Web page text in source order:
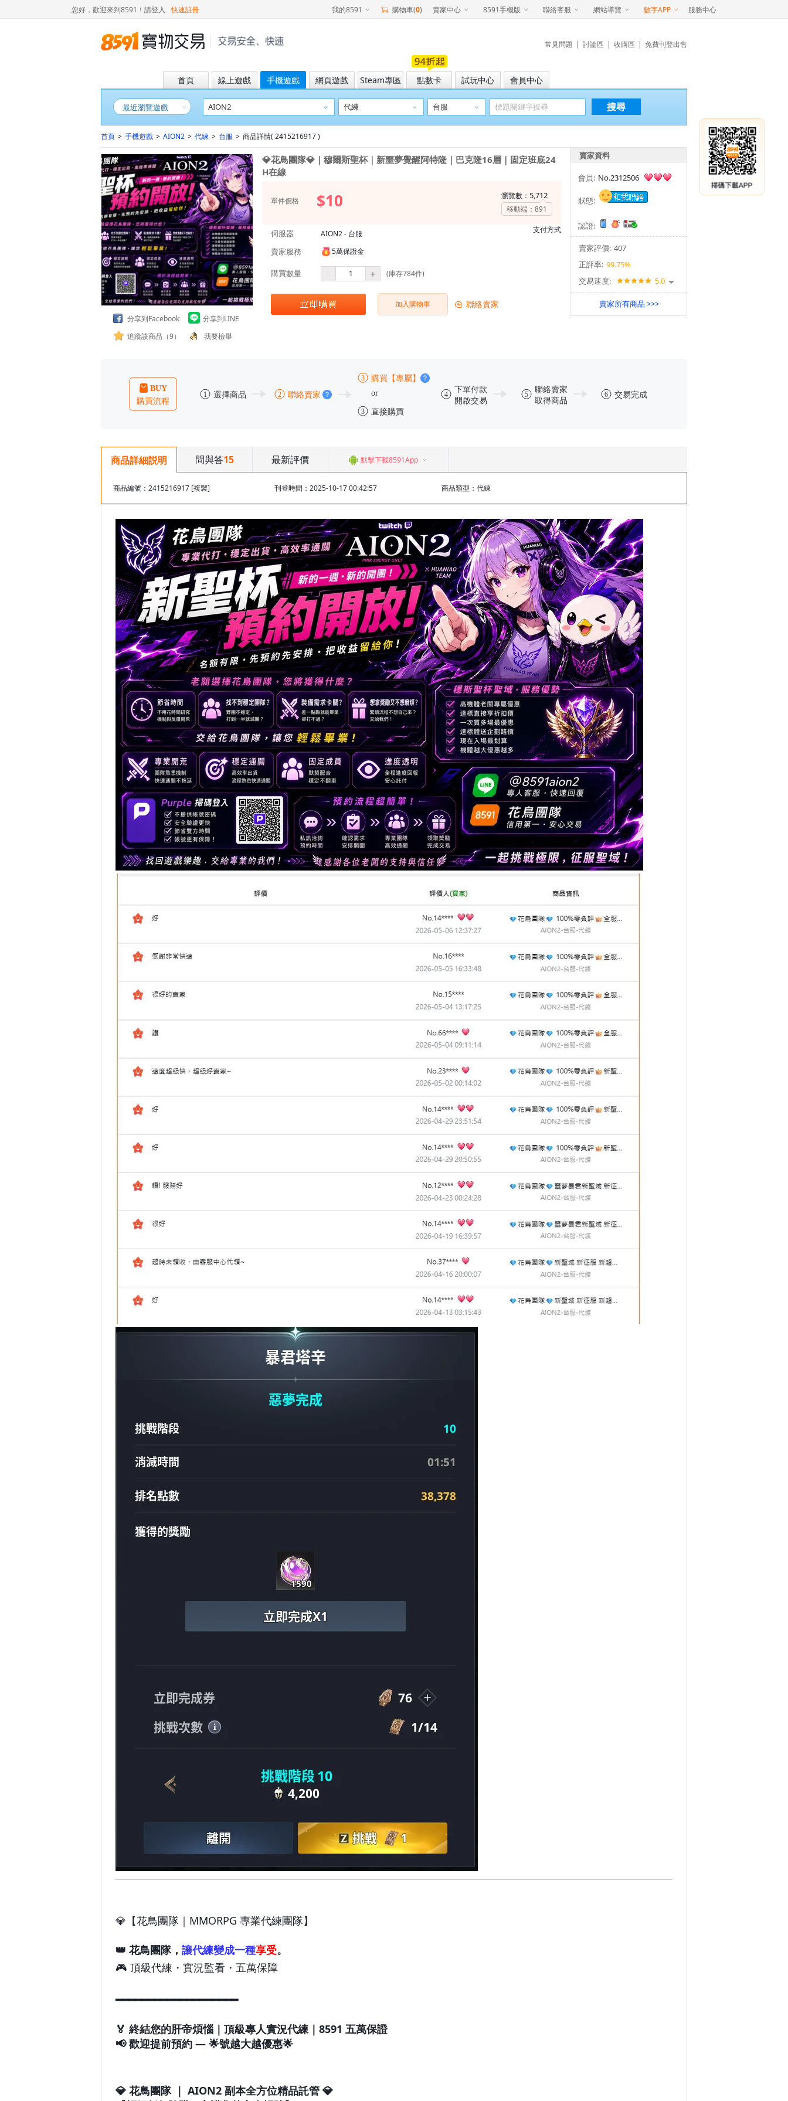
您好，歡迎來到8591！ 請登入 快速註冊 我的8591 購物車(0) 賣家中心 8591手機版 聯絡客服 網站導覽 數字APP 服務中心
常見問題 | 討論區 | 收購區 | 免費刊登出售
首頁 線上遊戲 手機遊戲 網頁遊戲 Steam專區 點數卡 試玩中心 會員中心
最近瀏覽遊戲 搜尋
首頁 > 手機遊戲 > AION2 > 代練 > 台服 > 商品詳情( 2415216917 )
分享到Facebook
分享到LINE
追蹤該商品（9）
我要檢舉
💎花鳥團隊💎｜穆爾斯聖杯｜新噩夢覺醒阿特隆｜巴克隆16層｜固定班底24
H在線
單件價格 $10 瀏覽數： 5,712
移動端： 891
伺服器 AION2 - 台服
賣家服務 5萬保證金
購買數量 (庫存784件)
加入購物車 聯絡賣家
支付方式
賣家資料
會員: No.2312506
狀態:
認證:
賣家評價: 407
正評率: 99.75%
交易速度:
5.0
賣家所有商品 >>>
商品詳細説明 問與答15 最新評價 點擊下載8591App
商品編號：2415216917 [複製] 刊登時間：2025-10-17 00:42:57 商品類型：代練
💎【花鳥團隊｜MMORPG 專業代練團隊】
👑 花鳥團隊， 讓代練變成一種享受。
🎮 頂級代練・實況監看・五萬保障
━━━━━━━━━━━━━━━━━━━
🏅 終結您的肝帝煩惱｜頂級專人實況代練｜8591 五萬保證
📢 歡迎提前預約 — 🌟號越大越優惠🌟
💎 花鳥團隊 ｜ AION2 副本全方位精品託管 💎